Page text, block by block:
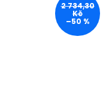
2 734,30
Kč
–50 %